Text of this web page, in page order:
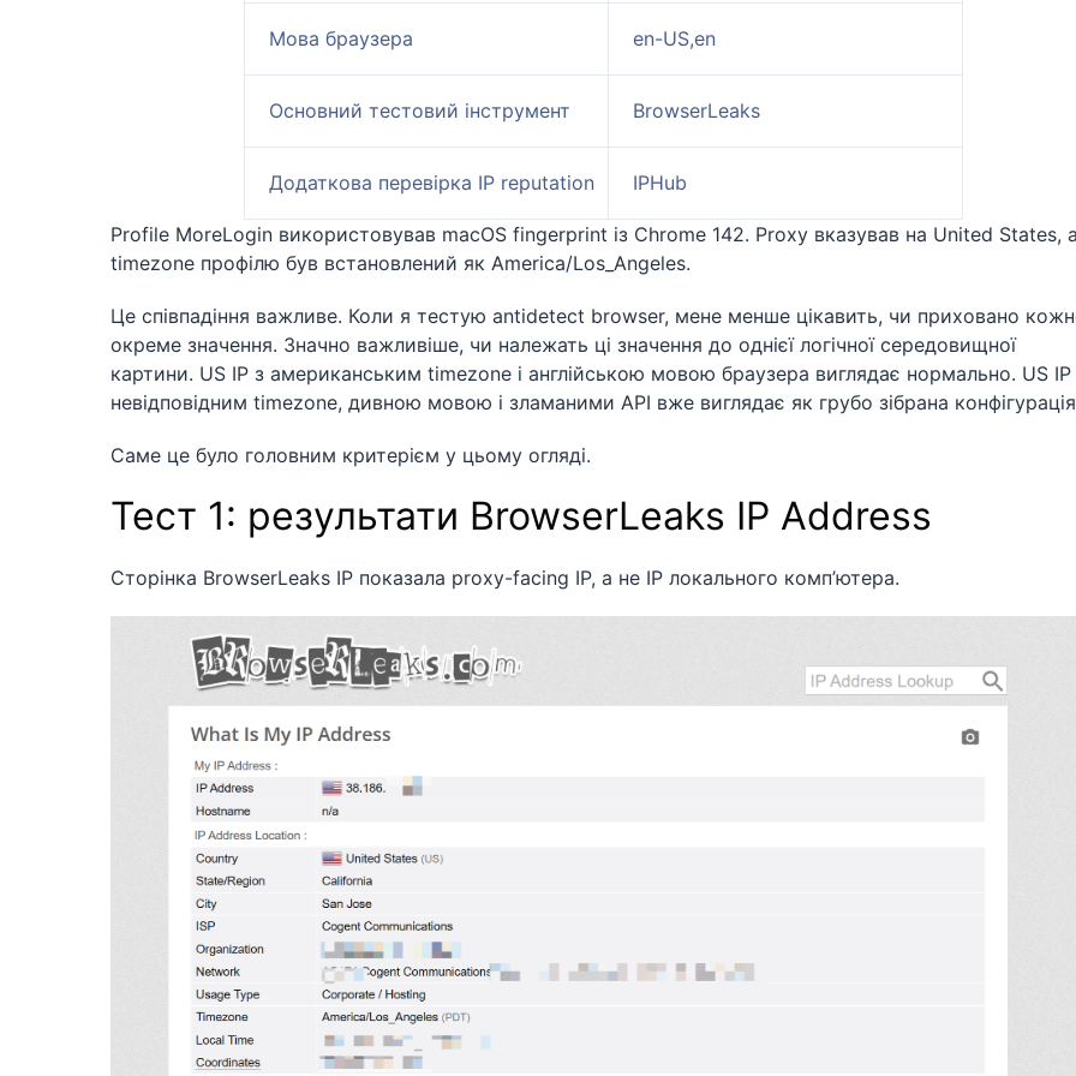
Мова браузера en-US,en
Основний тестовий інструмент BrowserLeaks
Додаткова перевірка IP reputation IPHub
Profile MoreLogin використовував macOS fingerprint із Chrome 142. Proxy вказував на United States, а
timezone профілю був встановлений як America/Los_Angeles.
Це співпадіння важливе. Коли я тестую antidetect browser, мене менше цікавить, чи приховано
окреме значення. Значно важливіше, чи належать ці значення до однієї логічної середовищної
картини. US IP з американським timezone і англійською мовою браузера виглядає нормально. US IP
невідповідним timezone, дивною мовою і зламаними API вже виглядає як грубо зібрана
Саме це було головним критерієм у цьому огляді.
Тест 1: результати BrowserLeaks IP Address
Сторінка BrowserLeaks IP показала proxy-facing IP, а не IP локального комп’ютера.